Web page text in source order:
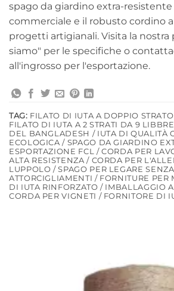
spago da giardino extra-
commerciale e il robusto cordino
progetti artigianali. Visita la nostra
siamo" per le specifiche o
all'ingrosso per l'esportazione.
TAG: FILATO DI IUTA A DOPPIO
FILATO DI IUTA A 2 STRATI DA 9
DEL BANGLADESH / IUTA DI QUALITÀ
ECOLOGICA / SPAGO DA GIARDINO
ESPORTAZIONE FCL / CORDA PER
ALTA RESISTENZA / CORDA PER
LUPPOLO / SPAGO PER LEGARE SENZA
ATTORCIGLIAMENTI / FORNITURE PER
DI IUTA RINFORZATO / IMBALLAGGIO
CORDA PER VIGNETI / FORNITORE DI